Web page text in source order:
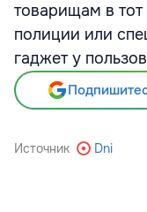
товарищам в тот
полиции или
гаджет у
Источник Dni